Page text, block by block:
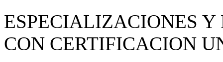
ESPECIALIZACIONES
CON CERTIFICACION